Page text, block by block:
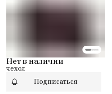
Нет в наличии
чехол
Подписаться